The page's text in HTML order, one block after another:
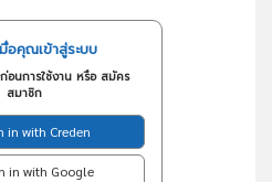
อคุณเข้าสู่ระบบ
อนการใช้งาน หรือ สมัคร
สมาชิก
in with Creden
in with Google